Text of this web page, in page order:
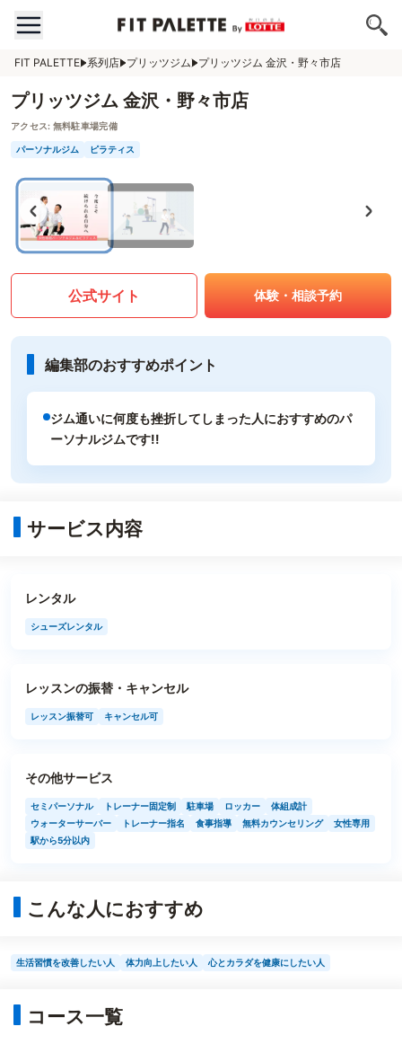
FIT PALETTE 系列店 プリッツジム プリッツジム 金沢・野々市店
プリッツジム 金沢・野々市店
アクセス: 無料駐車場完備
パーソナルジム ピラティス
公式サイト 体験・相談予約
編集部のおすすめポイント
ジム通いに何度も挫折してしまった人におすすめのパ
ーソナルジムです!!
サービス内容
レンタル
シューズレンタル
レッスンの振替・キャンセル
レッスン振替可 キャンセル可
その他サービス
セミパーソナル トレーナー固定制 駐車場 ロッカー
体組成計
ウォーターサーバー
トレーナー指名 食事指導 無料カウンセリング
女性専用
駅から5分以内
こんな人におすすめ
生活習慣を改善したい人 体力向上したい人 心とカラダを健康にしたい人
コース一覧